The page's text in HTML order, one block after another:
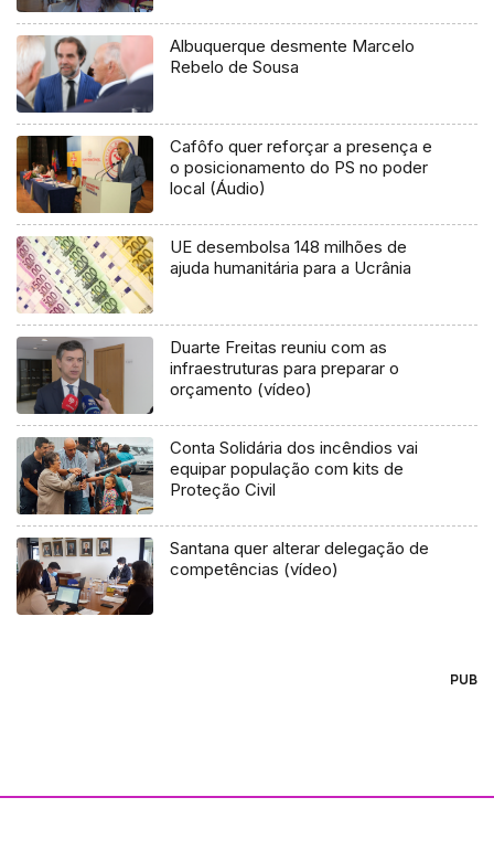
Albuquerque desmente Marcelo
Rebelo de Sousa
Cafôfo quer reforçar a presença e
o posicionamento do PS no poder
local (Áudio)
UE desembolsa 148 milhões de
ajuda humanitária para a Ucrânia
Duarte Freitas reuniu com as
infraestruturas para preparar o
orçamento (vídeo)
Conta Solidária dos incêndios vai
equipar população com kits de
Proteção Civil
Santana quer alterar delegação de
competências (vídeo)
PUB